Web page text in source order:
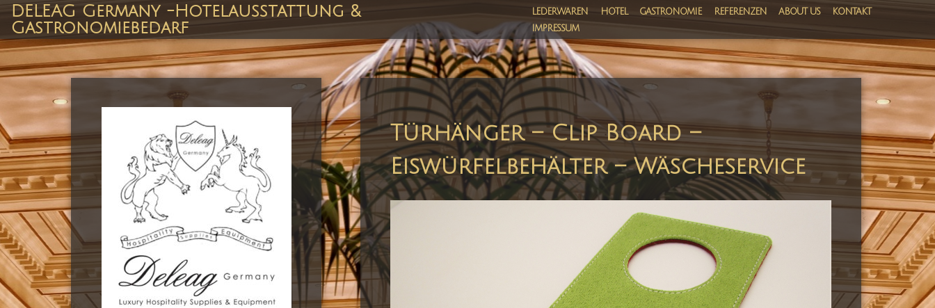
Zum
Inhalt
springen
DELEAG Germany -Hotelausstattung &
Gastronomiebedarf
LEDERWAREN HOTEL GASTRONOMIE REFERENZEN ABOUT US
KONTAKT
IMPRESSUM
Türhänger – Clip Board –
Eiswürfelbehälter – Wäscheservice